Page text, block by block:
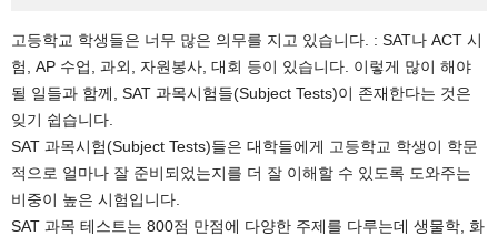
고등학교 학생들은 너무 많은 의무를 지고 있습니다. : SAT나 ACT 시
험, AP 수업, 과외, 자원봉사, 대회 등이 있습니다. 이렇게 많이 해야
될 일들과 함께, SAT 과목시험들(Subject Tests)이 존재한다는 것은
잊기 쉽습니다.
SAT 과목시험(Subject Tests)들은 대학들에게 고등학교 학생이 학문
적으로 얼마나 잘 준비되었는지를 더 잘 이해할 수 있도록 도와주는
비중이 높은 시험입니다.
SAT 과목 테스트는 800점 만점에 다양한 주제를 다루는데 생물학, 화